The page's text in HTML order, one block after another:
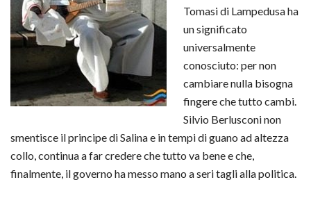
Tomasi di Lampedusa ha
un significato
universalmente
conosciuto: per non
cambiare nulla bisogna
fingere che tutto cambi.
Silvio Berlusconi non
smentisce il principe di Salina e in tempi di guano ad altezza
collo, continua a far credere che tutto va bene e che,
finalmente, il governo ha messo mano a seri tagli alla politica.